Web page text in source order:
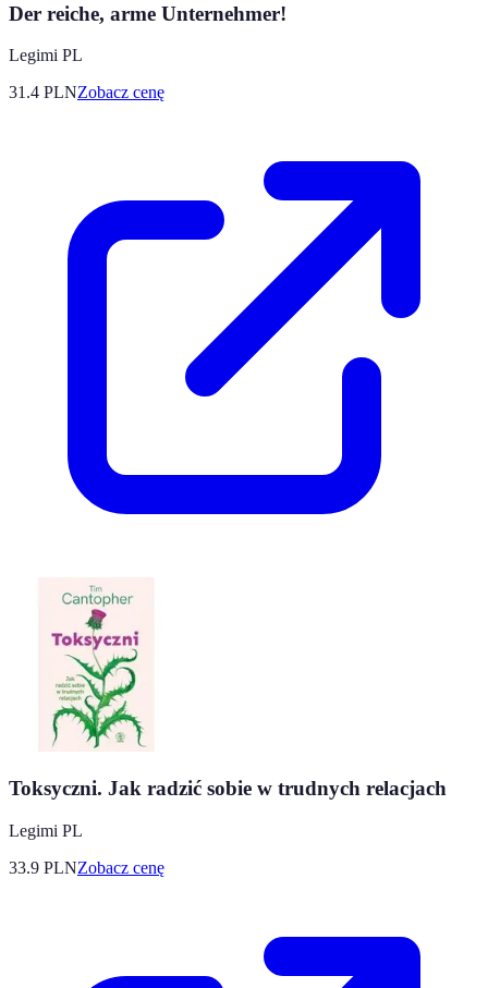
Der reiche, arme Unternehmer!
Legimi PL
31.4 PLNZobacz cenę
Toksyczni. Jak radzić sobie w trudnych relacjach
Legimi PL
33.9 PLNZobacz cenę